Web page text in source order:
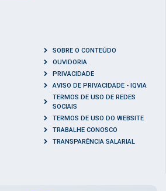
SOBRE O CONTEÚDO
OUVIDORIA
PRIVACIDADE
AVISO DE PRIVACIDADE - IQVIA
TERMOS DE USO DE REDES
SOCIAIS
TERMOS DE USO DO WEBSITE
TRABALHE CONOSCO
TRANSPARÊNCIA SALARIAL